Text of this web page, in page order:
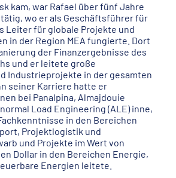
kam, war Rafael über fünf Jahre
tätig, wo er als Geschäftsführer für
Leiter für globale Projekte und
in der Region MEA fungierte. Dort
der Finanzergebnisse des
und er leitete große
Industrieprojekte in der gesamten
seiner Karriere hatte er
bei Panalpina, Almajdouie
Load Engineering (ALE) inne,
in den Bereichen
Projektlogistik und
und Projekte im Wert von
Dollar in den Bereichen Energie,
Energien leitete.